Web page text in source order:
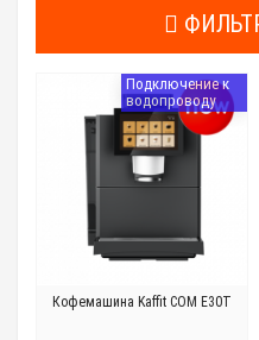
Подключение к
водопроводу
Кофемашина Kaffit COM E30T